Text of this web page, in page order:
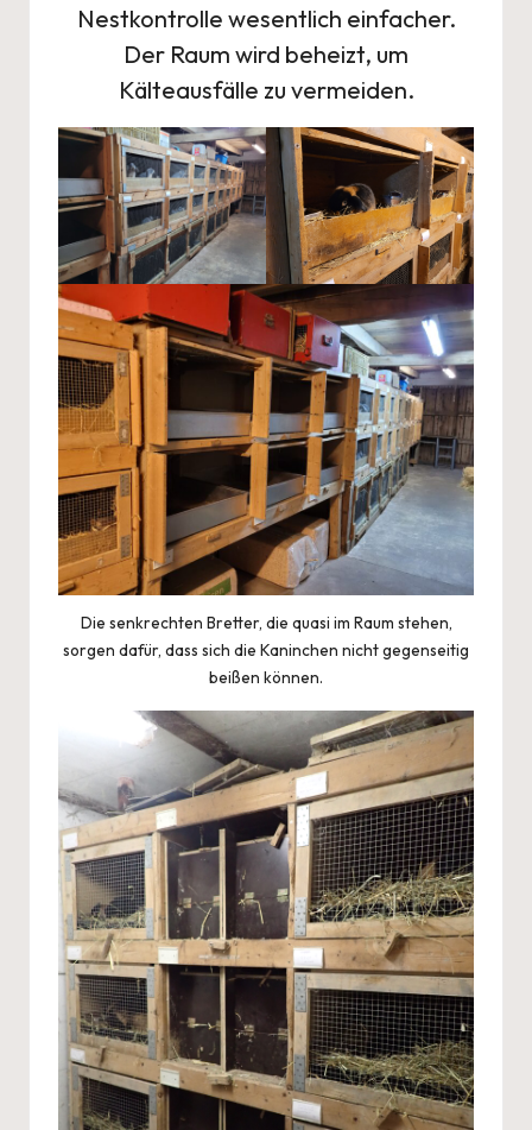
Nestkontrolle wesentlich einfacher.
Der Raum wird beheizt, um
Kälteausfälle zu vermeiden.
Die senkrechten Bretter, die quasi im Raum stehen,
sorgen dafür, dass sich die Kaninchen nicht gegenseitig
beißen können.